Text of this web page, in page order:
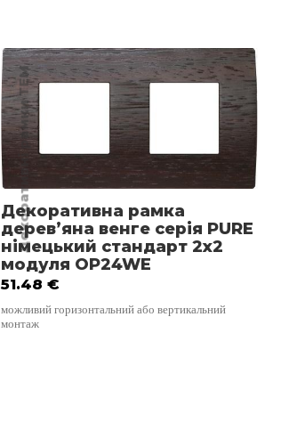
Декоративні рамки TEM
Декоративна рамка
дерев’яна венге серія PURE
німецький стандарт 2х2
модуля OP24WE
51.48€
можливий горизонтальний або вертикальний
монтаж